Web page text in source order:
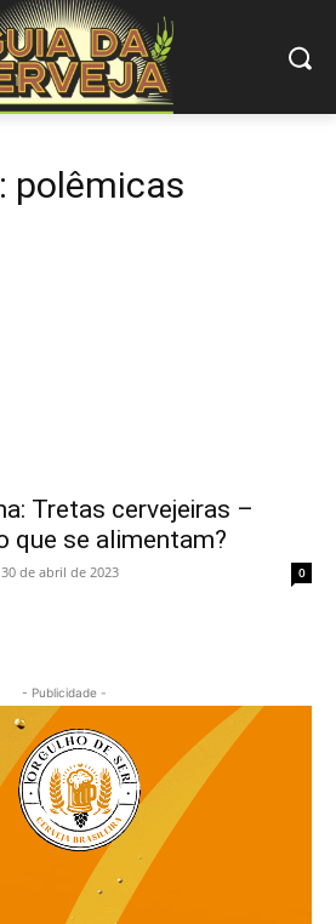
polêmicas
Tretas cervejeiras –
que se alimentam?
30 de abril de 2023 0
- Publicidade -